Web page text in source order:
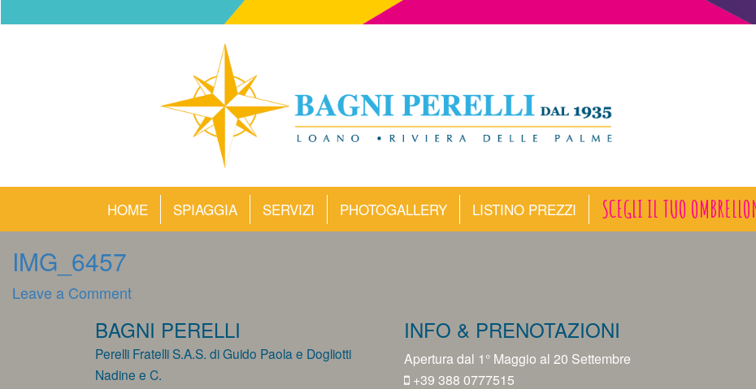
HOME SPIAGGIA SERVIZI PHOTOGALLERY LISTINO PREZZI SCEGLI IL TUO
IMG_6457
Leave a Commenton
BAGNI PERELLI
Perelli Fratelli S.A.S. di Guido Paola e Dogliotti
Nadine e C.
INFO & PRENOTAZIONI
Apertura dal 1° Maggio al 20 Settembre
+39 388 0777515